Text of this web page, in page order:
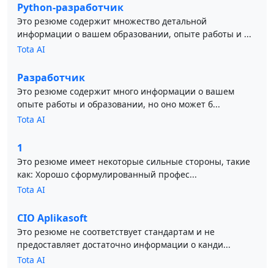
Python-разработчик
Это резюме содержит множество детальной
информации о вашем образовании, опыте работы и ...
Tota AI
Разработчик
Это резюме содержит много информации о вашем
опыте работы и образовании, но оно может б...
Tota AI
1
Это резюме имеет некоторые сильные стороны, такие
как: Хорошо сформулированный профес...
Tota AI
CIO Aplikasoft
Это резюме не соответствует стандартам и не
предоставляет достаточно информации о канди...
Tota AI